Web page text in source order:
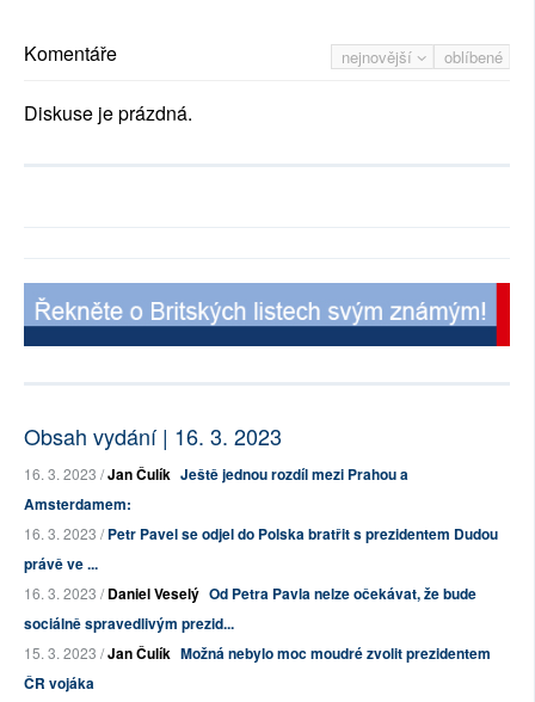
nejnovější oblíbené
Komentáře
Diskuse je prázdná.
Obsah vydání | 16. 3. 2023
16. 3. 2023 /Jan Čulík Ještě jednou rozdíl mezi Prahou a
Amsterdamem:
16. 3. 2023 /Petr Pavel se odjel do Polska bratřit s prezidentem Dudou
právě ve ...
16. 3. 2023 /Daniel Veselý Od Petra Pavla nelze očekávat, že bude
sociálně spravedlivým prezid...
15. 3. 2023 /Jan Čulík Možná nebylo moc moudré zvolit prezidentem
ČR vojáka